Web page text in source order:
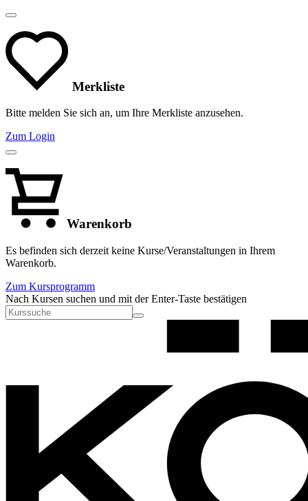
Merkliste
Bitte melden Sie sich an, um Ihre Merkliste anzusehen.
Zum Login
Warenkorb
Es befinden sich derzeit keine Kurse/Veranstaltungen in Ihrem
Warenkorb.
Zum Kursprogramm
Nach Kursen suchen und mit der Enter-Taste bestätigen